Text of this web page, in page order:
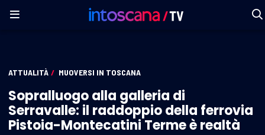
ATTUALITÀ / MUOVERSI IN TOSCANA
Sopralluogo alla galleria di
Serravalle: il raddoppio della ferrovia
Pistoia-Montecatini Terme è realtà